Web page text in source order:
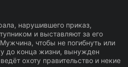
нарушившего приказ,
и выставляют за его
чтобы не погибнуть или
до конца жизни, вынужден
охоту правительство и некие